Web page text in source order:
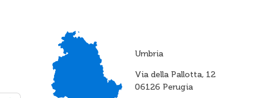
Umbria
Via della Pallotta, 12
06126 Perugia